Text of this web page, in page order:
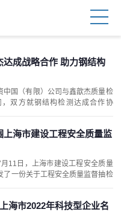
达成战略合作 助力钢结构
国（有限）公司与鑫歆杰质量检
双方就钢结构检测达成合作协
上海市建设工程安全质量监
作”名录！
上海市建设工程安全质量
了一份关于工程安全质量监督抽检
海市2022年科技型企业名